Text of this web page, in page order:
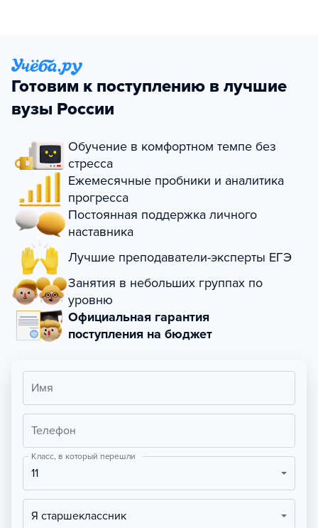
Готовим к поступлению в лучшие
вузы России
Обучение в комфортном темпе без
стресса
Ежемесячные пробники и аналитика
прогресса
Постоянная поддержка личного
наставника
Лучшие преподаватели-эксперты ЕГЭ
Занятия в небольших группах по
уровню
Официальная гарантия
поступления на бюджет
Имя
Телефон
Класс, в который перешли
11
Я старшеклассник